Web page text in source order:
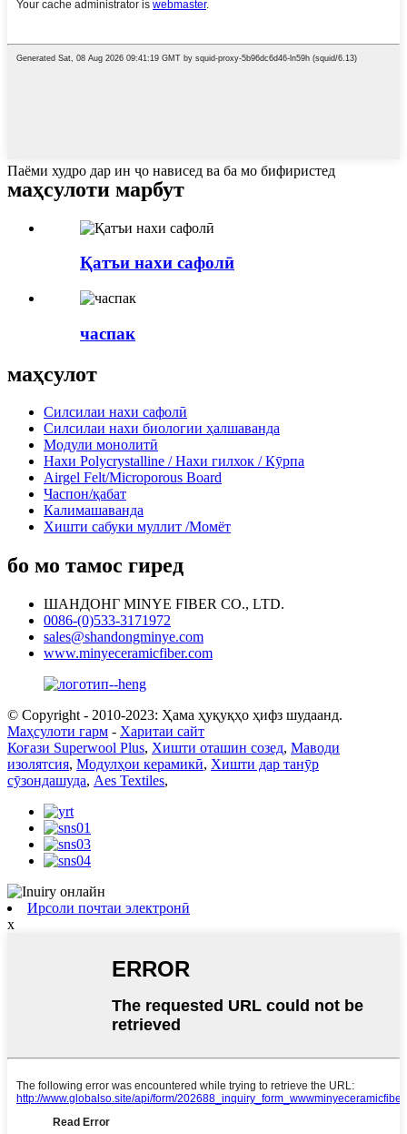
Паёми худро дар ин ҷо нависед ва ба мо бифиристед
маҳсулоти марбут
Қатъи нахи сафолӣ
часпак
маҳсулот
Силсилаи нахи сафолӣ
Силсилаи нахи биологии ҳалшаванда
Модули монолитӣ
Нахи Polycrystalline / Нахи гилхок / Кӯрпа
Airgel Felt/Microporous Board
Часпон/қабат
Калимашаванда
Хишти сабуки муллит /Момёт
бо мо тамос гиред
ШАНДОНГ MINYE FIBER CO., LTD.
0086-(0)533-3171972
sales@shandongminye.com
www.minyeceramicfiber.com
© Copyright - 2010-2023: Ҳама ҳуқуқҳо ҳифз шудаанд.
Маҳсулоти гарм - Харитаи сайт
Коғази Superwool Plus, Хишти оташин созед, Маводи
изолятсия, Модулҳои керамикӣ, Хишти дар танӯр
сӯзондашуда, Aes Textiles,
Ирсоли почтаи электронӣ
x